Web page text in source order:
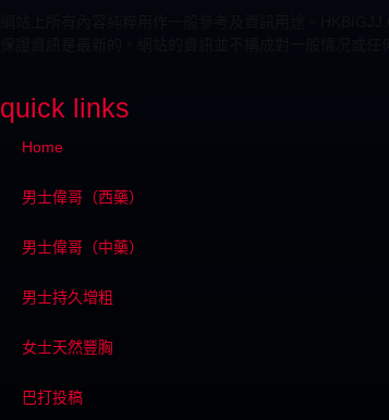
quick links
Home
男士偉哥（西藥）
男士偉哥（中藥）
男士持久增粗
女士天然豐胸
巴打投稿